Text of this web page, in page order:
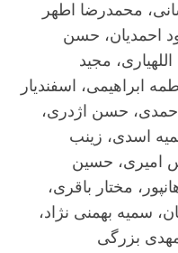
محمدرضا اطهر
احمدیان، حسن
مجید
ابراهیمی، اسفندیار
حسن اژدری،
اسدی، زینب
امیری، حسین
مختار باقری،
سمیه بهمنی نژاد،
بزرگی